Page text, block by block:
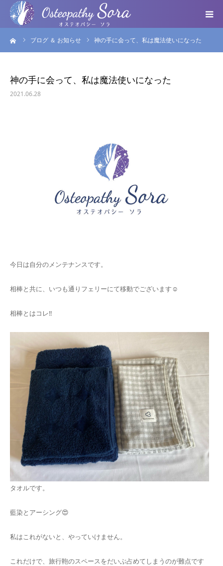
ブログ ＆ お知らせ 神の手に会って、私は魔法使いになった
神の手に会って、私は魔法使いになった
2021.06.28
今日は自分のメンテナンスです。
相棒と共に、いつも通りフェリーにて移動でございます☺️
相棒とはコレ‼️
タオルです。
藍染とアーシング😍
私はこれがないと、やっていけません。
これだけで、旅行鞄のスペースをだいぶ占めてしまうのが難点です
ABOUT
MENU
個人情報保護方針